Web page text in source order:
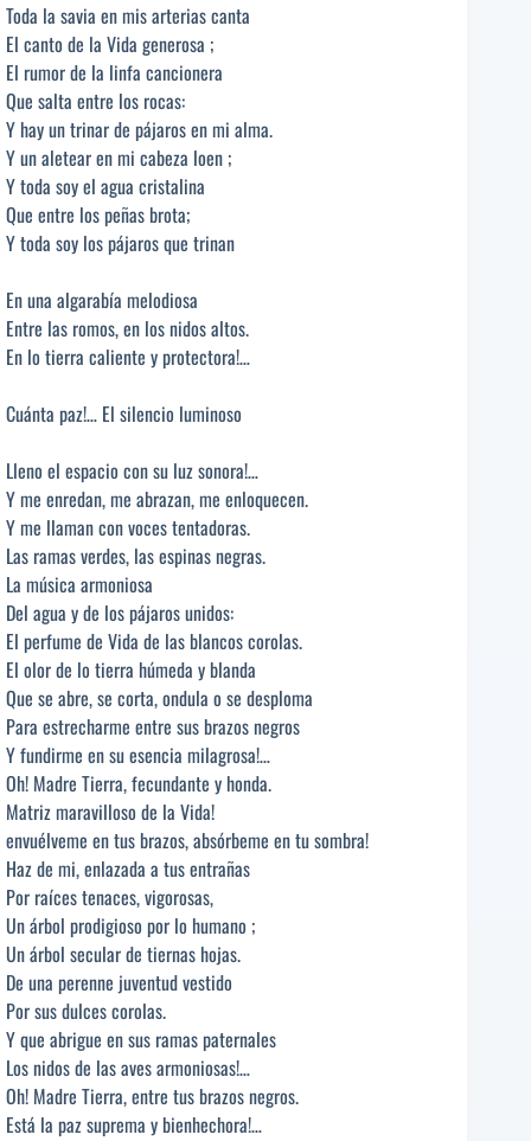
Toda la savia en mis arterias canta
El canto de la Vida generosa ;
El rumor de la linfa cancionera
Que salta entre los rocas:
Y hay un trinar de pájaros en mi alma.
Y un aletear en mi cabeza loen ;
Y toda soy el agua cristalina
Que entre los peñas brota;
Y toda soy los pájaros que trinan
En una algarabía melodiosa
Entre las romos, en los nidos altos.
En lo tierra caliente y protectora!…
Cuánta paz!… El silencio luminoso
Lleno el espacio con su luz sonora!…
Y me enredan, me abrazan, me enloquecen.
Y me llaman con voces tentadoras.
Las ramas verdes, las espinas negras.
La música armoniosa
Del agua y de los pájaros unidos:
El perfume de Vida de las blancos corolas.
El olor de lo tierra húmeda y blanda
Que se abre, se corta, ondula o se desploma
Para estrecharme entre sus brazos negros
Y fundirme en su esencia milagrosa!…
Oh! Madre Tierra, fecundante y honda.
Matriz maravilloso de la Vida!
envuélveme en tus brazos, absórbeme en tu sombra!
Haz de mi, enlazada a tus entrañas
Por raíces tenaces, vigorosas,
Un árbol prodigioso por lo humano ;
Un árbol secular de tiernas hojas.
De una perenne juventud vestido
Por sus dulces corolas.
Y que abrigue en sus ramas paternales
Los nidos de las aves armoniosas!…
Oh! Madre Tierra, entre tus brazos negros.
Está la paz suprema y bienhechora!…